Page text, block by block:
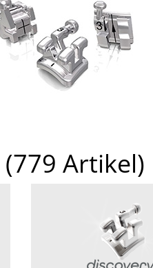
(779 Artikel)